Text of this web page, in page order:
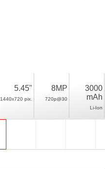
5.45"
1440x720 pix.
8MP
720p@30
3000
mAh
Li-Ion